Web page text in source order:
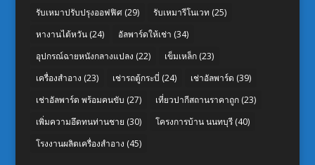
รับเหมาปรับปรุงออฟฟิศ(29) รับเหมารีโนเวท (25)
หางานไต้หวัน(24) อัลพาร์ดให้เช่า (34)
อุปกรณ์ฉายหนังกลางแปลง (22) เข็มเหล็ก(23)
เครื่องสำอาง (23) เช่ารถตู้กระบี่ (24) เช่าอัลพาร์ด (39)
เช่าอัลพาร์ด พร้อมคนขับ (27) เที่ยวปากีสถานราคาถูก(23)
เพิ่มความอึดทนท่านชาย (30) โครงการบ้าน นนทบุรี(40)
โรงงานผลิตเครื่องสำอาง (45)